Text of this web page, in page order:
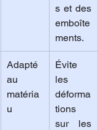
s et des
emboîte
ments.
Adapté
au
matéria
u
Évite
les
déforma
tions
sur les